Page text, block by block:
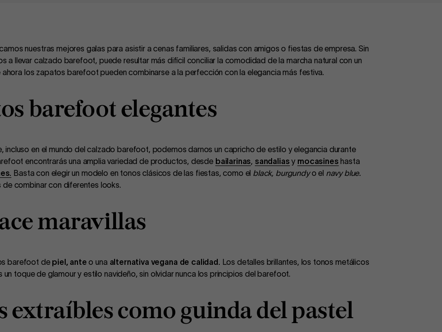
nuestras mejores galas para asistir a cenas familiares, salidas con amigos o fiestas de empresa. Sin
a llevar calzado barefoot, puede resultar más difícil conciliar la comodidad de la marcha natural con un
los zapatos barefoot pueden combinarse a la perfección con la elegancia más festiva.
barefoot elegantes
incluso en el mundo del calzado barefoot, podemos darnos un capricho de estilo y elegancia durante
encontrarás una amplia variedad de productos, desde bailarinas, sandalias y mocasines hasta
Basta con elegir un modelo en tonos clásicos de las fiestas, como el black, burgundyo el navy blue.
combinar con diferentes looks.
maravillas
barefoot de piel, ante o una alternativa vegana de calidad. Los detalles brillantes, los tonos metálicos
toque de glamour y estilo navideño, sin olvidar nunca los principios del barefoot.
extraíbles como guinda del pastel